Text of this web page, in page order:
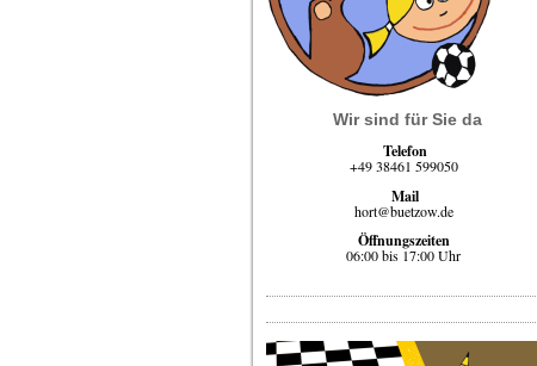
Wir sind für Sie da
Telefon
+49 38461 599050
Mail
hort@buetzow.de
Öffnungszeiten
06:00 bis 17:00 Uhr